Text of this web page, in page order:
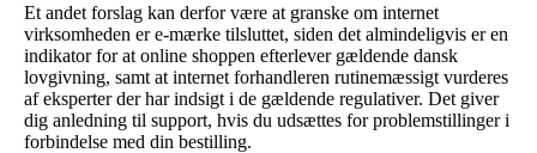
Et andet forslag kan derfor være at granske om internet
virksomheden er e-mærke tilsluttet, siden det almindeligvis er en
indikator for at online shoppen efterlever gældende dansk
lovgivning, samt at internet forhandleren rutinemæssigt vurderes
af eksperter der har indsigt i de gældende regulativer. Det giver
dig anledning til support, hvis du udsættes for problemstillinger i
forbindelse med din bestilling.